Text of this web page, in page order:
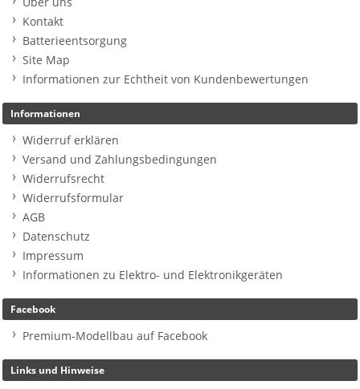
Kontakt
Batterieentsorgung
Site Map
Informationen zur Echtheit von Kundenbewertungen
Informationen
Widerruf erklären
Versand und Zahlungsbedingungen
Widerrufsrecht
Widerrufsformular
AGB
Datenschutz
Impressum
Informationen zu Elektro- und Elektronikgeräten
Facebook
Premium-Modellbau auf Facebook
Links und Hinweise